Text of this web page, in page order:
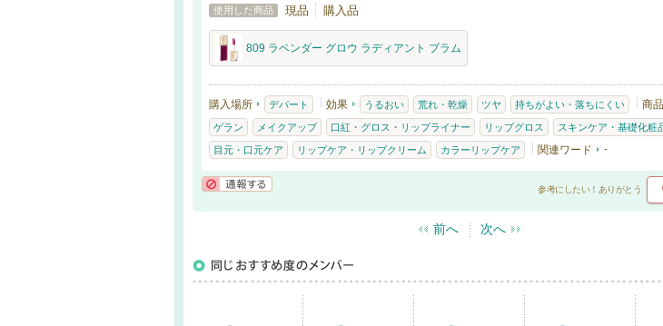
使用した商品 現品 購入品
809 ラベンダー グロウ ラディアント プラム
購入場所 デパート 効果 うるおい 荒れ・乾燥 ツヤ 持ちがよい・落ちにくい 商
ゲラン メイクアップ 口紅・グロス・リップライナー リップグロス スキンケア・基礎化粧
目元・口元ケア リップケア・リップクリーム カラーリップケア 関連ワード -
参考にしたい！ありがとう
前へ 次へ